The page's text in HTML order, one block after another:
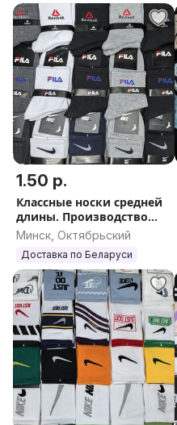
1.50 р.
Классные носки средней
длины. Производство
Турция
Минск, Октябрьский
Доставка по Беларуси